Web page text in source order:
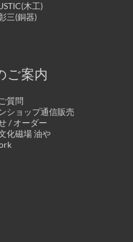
木工)
三(銅器)
ご案内
質問
ショップ通信販売
/ オーダー
化磁場 油や